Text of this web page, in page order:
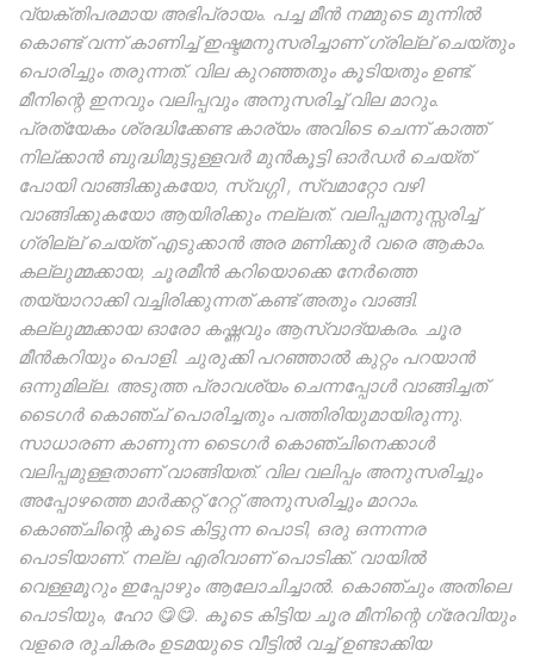
വ്യക്തിപരമായ അഭിപ്രായം. പച്ച മീൻ നമ്മുടെ മുന്നിൽ
കൊണ്ട് വന്ന് കാണിച്ച് ഇഷ്ടമനുസരിച്ചാണ് ഗ്രില്ല് ചെയ്തും
പൊരിച്ചും തരുന്നത്. വില കുറഞ്ഞതും കൂടിയതും ഉണ്ട്.
മീനിന്റെ ഇനവും വലിപ്പവും അനുസരിച്ച് വില മാറും.
പ്രത്യേകം ശ്രദ്ധിക്കേണ്ട കാര്യം അവിടെ ചെന്ന് കാത്ത്
നില്ക്കാൻ ബുദ്ധിമുട്ടുള്ളവർ മുൻകൂട്ടി ഓർഡർ ചെയ്ത്
പോയി വാങ്ങിക്കുകയോ, സ്വഗ്ഗി , സ്വമാറ്റോ വഴി
വാങ്ങിക്കുകയോ ആയിരിക്കും നല്ലത്. വലിപ്പമനുസ്സരിച്ച്
ഗ്രില്ല് ചെയ്ത് എടുക്കാൻ അര മണിക്കുർ വരെ ആകാം.
കല്ലുമ്മക്കായ, ചൂരമീൻ കറിയൊക്കെ നേർത്തെ
തയ്യാറാക്കി വച്ചിരിക്കുന്നത് കണ്ട് അതും വാങ്ങി.
കല്ലുമ്മക്കായ ഓരോ കഷ്ണവും ആസ്വാദ്യകരം. ചൂര
മീൻകറിയും പൊളി. ചുരുക്കി പറഞ്ഞാൽ കുറ്റം പറയാൻ
ഒന്നുമില്ല. അടുത്ത പ്രാവശ്യം ചെന്നപ്പോൾ വാങ്ങിച്ചത്
ടൈഗർ കൊഞ്ച് പൊരിച്ചതും പത്തിരിയുമായിരുന്നു.
സാധാരണ കാണുന്ന ടൈഗർ കൊഞ്ചിനെക്കാൾ
വലിപ്പമുള്ളതാണ് വാങ്ങിയത്. വില വലിപ്പം അനുസരിച്ചും
അപ്പോഴത്തെ മാർക്കറ്റ് റേറ്റ് അനുസരിച്ചും മാറാം.
കൊഞ്ചിന്റെ കൂടെ കിട്ടുന്ന പൊടി, ഒരു ഒന്നന്നര
പൊടിയാണ്. നല്ല എരിവാണ് പൊടിക്ക്. വായിൽ
വെള്ളമൂറും ഇപ്പോഴും ആലോചിച്ചാൽ. കൊഞ്ചും അതിലെ
പൊടിയും, ഹോ 😋😋. കൂടെ കിട്ടിയ ചൂര മീനിന്റെ ഗ്രേവിയും
വളരെ രുചികരം ഉടമയുടെ വീട്ടിൽ വച്ച് ഉണ്ടാക്കിയ